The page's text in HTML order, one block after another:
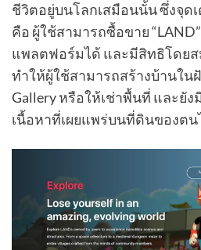
ชีวิตอยู่บนโลกเสมือนนั้น ซึ่งจุด
คือ ผู้ใช้สามารถซื้อขาย
แพลตฟอร์มได้ และมีสิทธิโดย
ทำให้ผู้ใช้สามารถสร้างบ้านใน
Gallery หรือให้เช่าพื้นที่ และยั
เนื้อหาที่เผยแพร่บนที่ดินของต